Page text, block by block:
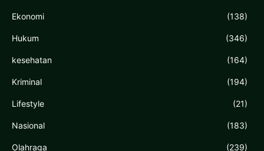
Ekonomi (138)
Hukum (346)
kesehatan (164)
Kriminal (194)
Lifestyle (21)
Nasional (183)
Olahraga (239)